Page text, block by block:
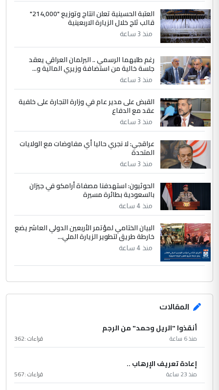
إعطاء 100 منحة دراسية للطلبة العراقيين في
جامعاتها سنويا
عبد الأمير جاسم هليل
التعليق : نحن اباء الطلاب الأوائل على العراق
نتشرف بلقاء السيد احمد الصافي في العتبات
الحسنية لزرع ...
الموضوع :
مكتب السيد احمد الصافي : لا يوجود
لدينا اي حساب على الفيس بوك وتويتر
العتبة الحسينية تعلن انتاج وتوزيع "214,000"
قالب ثلج خلال الزيارة الاربعينية
منذ 3 ساعة
رغم طلبهما الرسمي .. البرلمان العراقي يعقد
جلسة خالية من استضافة وزيري المالية و...
منذ 3 ساعة
القبض على مدير عام في وزارة التجارة على خلفية
عقد مع الدفاع
منذ 3 ساعة
عراقجي: لا نجري حاليا أي مفاوضات مع الولايات
المتحدة
منذ 3 ساعة
الحوثيون: استهدفنا مصفاة أرامكو في جيزان
بالسعودية بطائرة مسيرة
منذ 4 ساعة
البيان الختامي لمؤتمر الأربعين الدولي العاشر يضع
خارطة طريق لتطوير الزيارة الملي...
منذ 4 ساعة
المقالات
أنقذوا "الريل وحمد" من الرجم
منذ 6 ساعة قراءات :362
إعادة تعريف الإرهاب ..
منذ 23 ساعة قراءات :567